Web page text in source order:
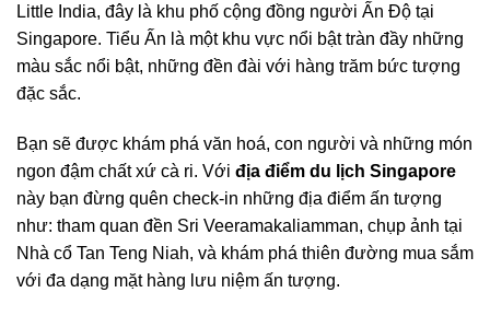
Little India, đây là khu phố cộng đồng người Ấn Độ tại
Singapore. Tiểu Ấn là một khu vực nổi bật tràn đầy những
màu sắc nổi bật, những đền đài với hàng trăm bức tượng
đặc sắc.
Bạn sẽ được khám phá văn hoá, con người và những món
ngon đậm chất xứ cà ri. Với địa điểm du lịch Singapore
này bạn đừng quên check-in những địa điểm ấn tượng
như: tham quan đền Sri Veeramakaliamman, chụp ảnh tại
Nhà cổ Tan Teng Niah, và khám phá thiên đường mua sắm
với đa dạng mặt hàng lưu niệm ấn tượng.